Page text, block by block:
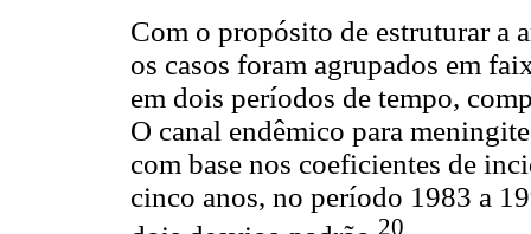
Com o propósito de estruturar a
os casos foram agrupados em
em dois períodos de tempo,
O canal endêmico para
com base nos coeficientes de
cinco anos, no período 1983 a
20